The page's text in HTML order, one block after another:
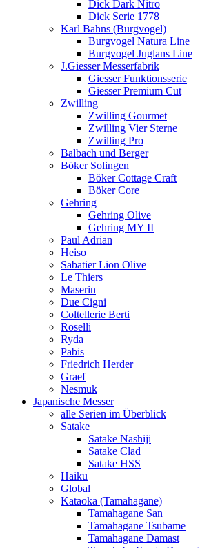
Dick Dark Nitro
Dick Serie 1778
Karl Bahns (Burgvogel)
Burgvogel Natura Line
Burgvogel Juglans Line
J.Giesser Messerfabrik
Giesser Funktionsserie
Giesser Premium Cut
Zwilling
Zwilling Gourmet
Zwilling Vier Sterne
Zwilling Pro
Balbach und Berger
Böker Solingen
Böker Cottage Craft
Böker Core
Gehring
Gehring Olive
Gehring MY II
Paul Adrian
Heiso
Sabatier Lion Olive
Le Thiers
Maserin
Due Cigni
Coltellerie Berti
Roselli
Ryda
Pabis
Friedrich Herder
Graef
Nesmuk
Japanische Messer
alle Serien im Überblick
Satake
Satake Nashiji
Satake Clad
Satake HSS
Haiku
Global
Kataoka (Tamahagane)
Tamahagane San
Tamahagane Tsubame
Tamahagane Damast